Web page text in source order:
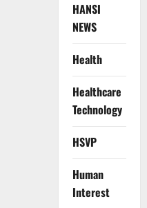
HANSI
NEWS
Health
Healthcare
Technology
HSVP
Human
Interest